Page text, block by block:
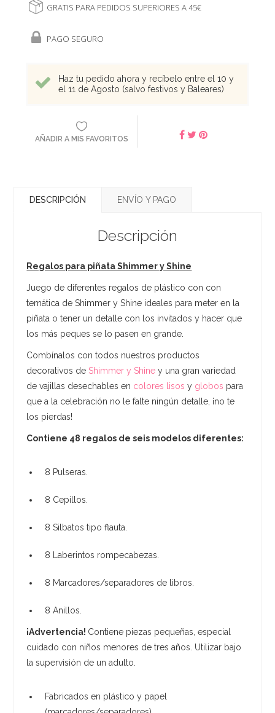
GRATIS PARA PEDIDOS SUPERIORES A 45€
PAGO SEGURO
Haz tu pedido ahora y recíbelo entre el 10 y
el 11 de Agosto (salvo festivos y Baleares)
AÑADIR A MIS FAVORITOS
DESCRIPCIÓN ENVÍO Y PAGO
Descripción
Regalos para piñata Shimmer y Shine
Juego de diferentes regalos de plástico con con
temática de Shimmer y Shine ideales para meter en la
piñata o tener un detalle con los invitados y hacer que
los más peques se lo pasen en grande.
Combínalos con todos nuestros productos
decorativos de Shimmer y Shine y una gran variedad
de vajillas desechables en colores lisos y globos para
que a la celebración no le falte ningún detalle, ¡no te
los pierdas!
Contiene 48 regalos de seis modelos diferentes:
8 Pulseras.
8 Cepillos.
8 Silbatos tipo flauta.
8 Laberintos rompecabezas.
8 Marcadores/separadores de libros.
8 Anillos.
¡Advertencia! Contiene piezas pequeñas, especial
cuidado con niños menores de tres años. Utilizar bajo
la supervisión de un adulto.
Fabricados en plástico y papel